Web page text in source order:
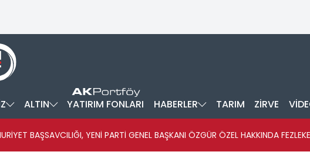
ALTIN YATIRIM FONLARI HABERLER TARIM ZİRVE
BAŞSAVCILIĞI, YENİ PARTİ GENEL BAŞKANI ÖZGÜR ÖZEL HAKKINDA